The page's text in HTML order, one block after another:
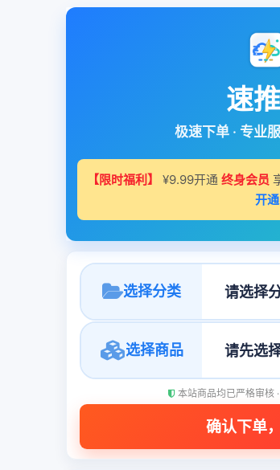
速
极速下单 · 专业
【限时福利】 ¥9.99开通 终身会员
开通
选择分类
选择商品
本站商品均已严格审核